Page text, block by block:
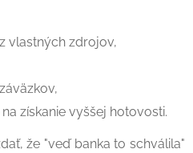
vlastných zdrojov,
získanie vyššej hotovosti.
že "veď banka to schválila"